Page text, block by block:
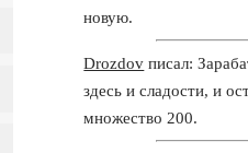
новую.
Drozdov писал:
здесь и сладости, и
множество 200.